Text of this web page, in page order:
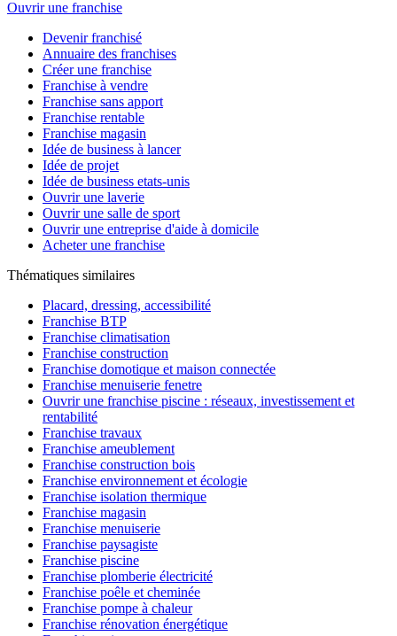
Ouvrir une franchise
Devenir franchisé
Annuaire des franchises
Créer une franchise
Franchise à vendre
Franchise sans apport
Franchise rentable
Franchise magasin
Idée de business à lancer
Idée de projet
Idée de business etats-unis
Ouvrir une laverie
Ouvrir une salle de sport
Ouvrir une entreprise d'aide à domicile
Acheter une franchise
Thématiques similaires
Placard, dressing, accessibilité
Franchise BTP
Franchise climatisation
Franchise construction
Franchise domotique et maison connectée
Franchise menuiserie fenetre
Ouvrir une franchise piscine : réseaux, investissement et
rentabilité
Franchise travaux
Franchise ameublement
Franchise construction bois
Franchise environnement et écologie
Franchise isolation thermique
Franchise magasin
Franchise menuiserie
Franchise paysagiste
Franchise piscine
Franchise plomberie électricité
Franchise poêle et cheminée
Franchise pompe à chaleur
Franchise rénovation énergétique